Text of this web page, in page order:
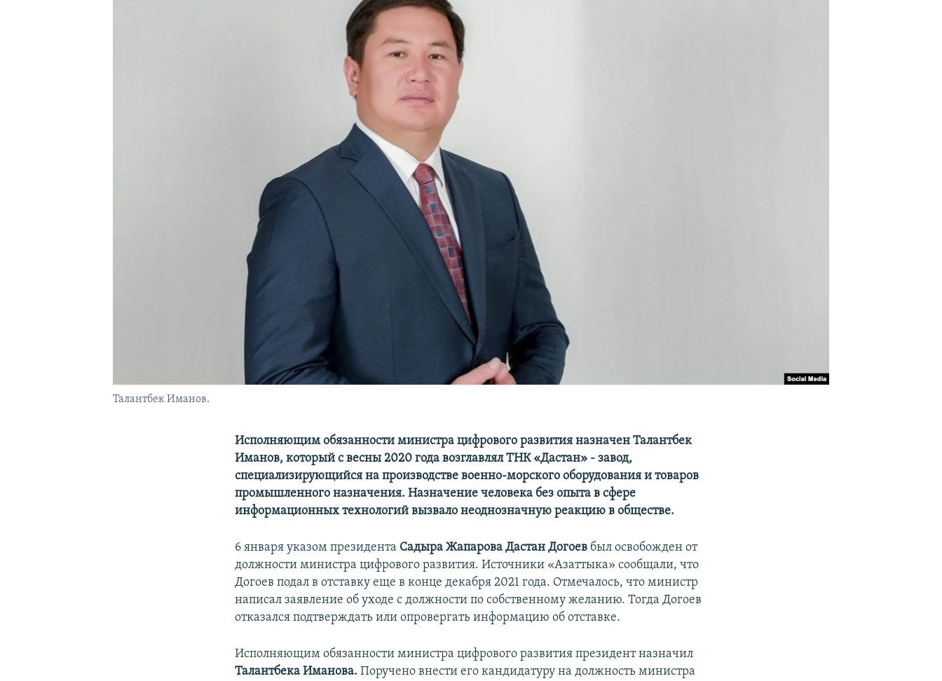
Талантбек Иманов.
Исполняющим обязанности министра цифрового развития назначен Талантбек
Иманов, который с весны 2020 года возглавлял ТНК «Дастан» - завод,
специализирующийся на производстве военно-морского оборудования и товаров
промышленного назначения. Назначение человека без опыта в сфере
информационных технологий вызвало неоднозначную реакцию в обществе.
6 января указом президента Садыра Жапарова Дастан Догоев был освобожден от
должности министра цифрового развития. Источники «Азаттыка» сообщали, что
Догоев подал в отставку еще в конце декабря 2021 года. Отмечалось, что министр
написал заявление об уходе с должности по собственному желанию. Тогда Догоев
отказался подтверждать или опровергать информацию об отставке.
Исполняющим обязанности министра цифрового развития президент назначил
Талантбека Иманова.Поручено внести его кандидатуру на должность министра